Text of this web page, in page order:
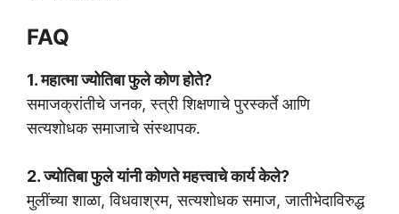
FAQ
1. महात्मा ज्योतिबा फुले कोण होते?
समाजक्रांतीचे जनक, स्त्री शिक्षणाचे पुरस्कर्ते आणि
सत्यशोधक समाजाचे संस्थापक.
2. ज्योतिबा फुले यांनी कोणते महत्त्वाचे कार्य केले?
मुलींच्या शाळा, विधवाश्रम, सत्यशोधक समाज, जातीभेदाविरुद्ध